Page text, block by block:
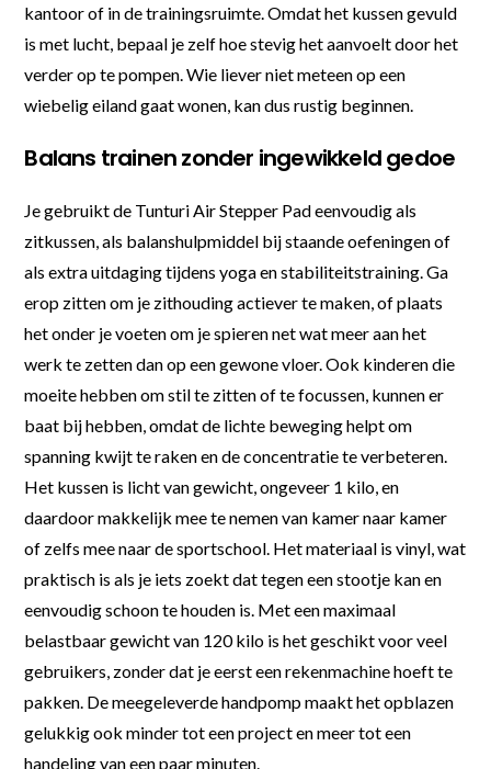
kantoor of in de trainingsruimte. Omdat het kussen gevuld
is met lucht, bepaal je zelf hoe stevig het aanvoelt door het
verder op te pompen. Wie liever niet meteen op een
wiebelig eiland gaat wonen, kan dus rustig beginnen.
Balans trainen zonder ingewikkeld gedoe
Je gebruikt de Tunturi Air Stepper Pad eenvoudig als
zitkussen, als balanshulpmiddel bij staande oefeningen of
als extra uitdaging tijdens yoga en stabiliteitstraining. Ga
erop zitten om je zithouding actiever te maken, of plaats
het onder je voeten om je spieren net wat meer aan het
werk te zetten dan op een gewone vloer. Ook kinderen die
moeite hebben om stil te zitten of te focussen, kunnen er
baat bij hebben, omdat de lichte beweging helpt om
spanning kwijt te raken en de concentratie te verbeteren.
Het kussen is licht van gewicht, ongeveer 1 kilo, en
daardoor makkelijk mee te nemen van kamer naar kamer
of zelfs mee naar de sportschool. Het materiaal is vinyl, wat
praktisch is als je iets zoekt dat tegen een stootje kan en
eenvoudig schoon te houden is. Met een maximaal
belastbaar gewicht van 120 kilo is het geschikt voor veel
gebruikers, zonder dat je eerst een rekenmachine hoeft te
pakken. De meegeleverde handpomp maakt het opblazen
gelukkig ook minder tot een project en meer tot een
handeling van een paar minuten.